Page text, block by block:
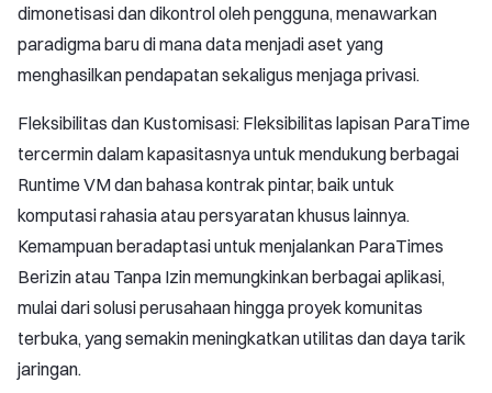
dimonetisasi dan dikontrol oleh pengguna, menawarkan
paradigma baru di mana data menjadi aset yang
menghasilkan pendapatan sekaligus menjaga privasi.
Fleksibilitas dan Kustomisasi: Fleksibilitas lapisan ParaTime
tercermin dalam kapasitasnya untuk mendukung berbagai
Runtime VM dan bahasa kontrak pintar, baik untuk
komputasi rahasia atau persyaratan khusus lainnya.
Kemampuan beradaptasi untuk menjalankan ParaTimes
Berizin atau Tanpa Izin memungkinkan berbagai aplikasi,
mulai dari solusi perusahaan hingga proyek komunitas
terbuka, yang semakin meningkatkan utilitas dan daya tarik
jaringan.